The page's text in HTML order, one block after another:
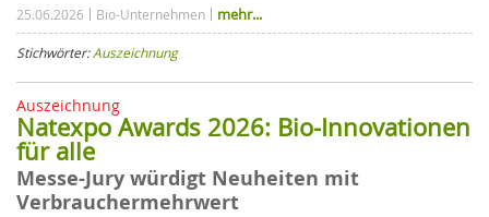
25.06.2026 Bio-Unternehmen mehr...
Stichwörter:Auszeichnung
Auszeichnung
Natexpo Awards 2026: Bio-Innovationen
für alle
Messe-Jury würdigt Neuheiten mit
Verbrauchermehrwert